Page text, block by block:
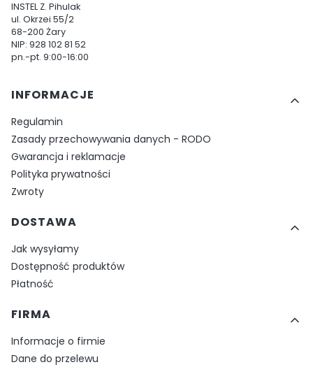
INSTEL Z. Pihulak
ul. Okrzei 55/2
68-200 Żary
NIP: 928 102 81 52
pn.-pt. 9:00-16:00
Linki w stopce
INFORMACJE
Regulamin
Zasady przechowywania danych - RODO
Gwarancja i reklamacje
Polityka prywatności
Zwroty
DOSTAWA
Jak wysyłamy
Dostępność produktów
Płatność
FIRMA
Informacje o firmie
Dane do przelewu